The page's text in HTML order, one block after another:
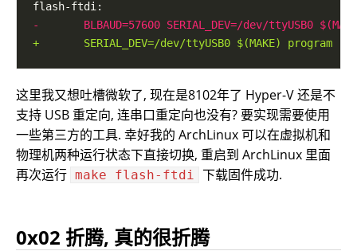
这里我又想吐槽微软了, 现在是8102年了 Hyper-V 还是不
支持 USB 重定向, 连串口重定向也没有? 要实现需要使用
一些第三方的工具. 幸好我的 ArchLinux 可以在虚拟机和
物理机两种运行状态下直接切换, 重启到 ArchLinux 里面
再次运行 make flash-ftdi 下载固件成功.
0x02 折腾, 真的很折腾